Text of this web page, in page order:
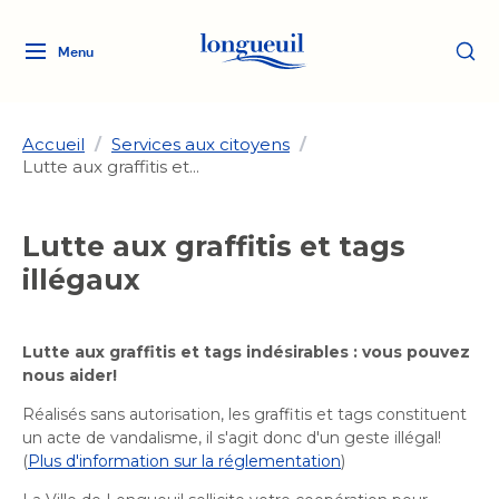
Menu
Logo
Ville
vers
Aménagement et urbanisme
Rôle d'évaluation
Taxes
Loisirs et culture
Arts et culture
Arts et culture
Bibliothèques
Développement social
Développement social
Services de proximité
Déneigement
Déneigement
Eau
Eau
Transition socioécologique
et mobilité
Quoi faire à Longueuil
Activités artistiques et
culturelles
Accueil / Services aux citoyens /
Lutte aux graffitis et...
Lutte aux graffitis et tags
illégaux
Lutte aux graffitis et tags indésirables : vous pouvez
nous aider!
Réalisés sans autorisation, les graffitis et tags constituent
un acte de vandalisme, il s'agit donc d'un geste illégal!
(Plus d'information sur la réglementation)